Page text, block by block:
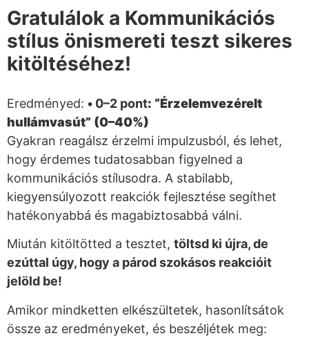
Gratulálok a Kommunikációs
stílus önismereti teszt sikeres
kitöltéséhez!
Eredményed: • 0–2 pont: “Érzelemvezérelt
hullámvasút” (0–40%)
Gyakran reagálsz érzelmi impulzusból, és lehet,
hogy érdemes tudatosabban figyelned a
kommunikációs stílusodra. A stabilabb,
kiegyensúlyozott reakciók fejlesztése segíthet
hatékonyabbá és magabiztosabbá válni.
Miután kitöltötted a tesztet, töltsd ki újra, de
ezúttal úgy, hogy a párod szokásos reakcióit
jelöld be!
Amikor mindketten elkészültetek, hasonlítsátok
össze az eredményeket, és beszéljétek meg: